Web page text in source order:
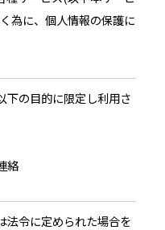
為に、個人情報の保護に
下の目的に限定し利用さ
絡
法令に定められた場合を